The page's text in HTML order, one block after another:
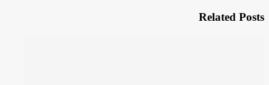
Related Posts